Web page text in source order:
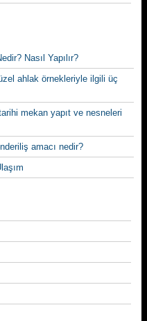
Nasıl Yapılır?
ahlak örnekleriyle ilgili üç
mekan yapıt ve nesneleri
amacı nedir?